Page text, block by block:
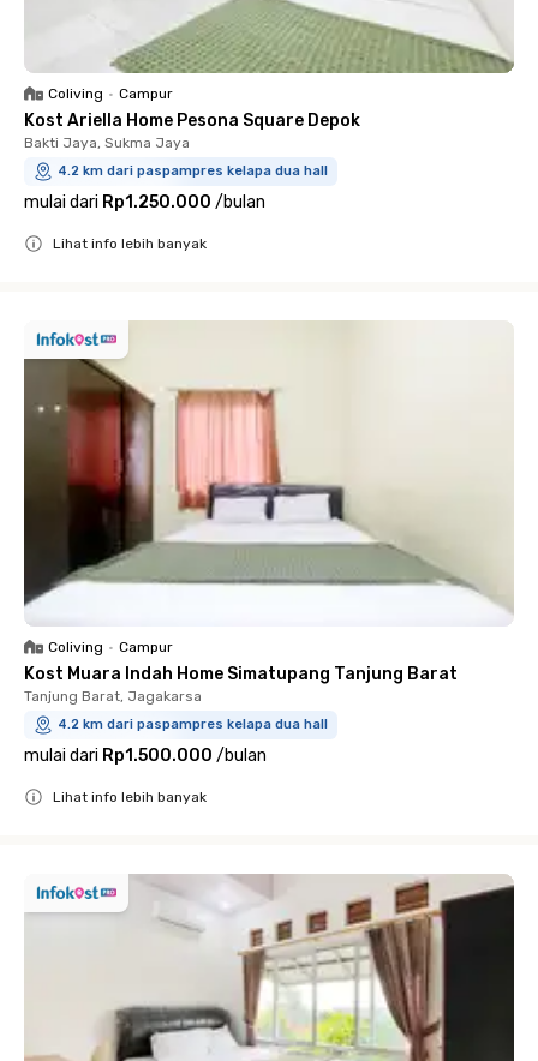
Coliving • Campur
Kost Ariella Home Pesona Square Depok
Bakti Jaya, Sukma Jaya
4.2 km dari paspampres kelapa dua hall
mulai dari Rp1.250.000 /bulan
Lihat info lebih banyak
Coliving • Campur
Kost Muara Indah Home Simatupang Tanjung Barat
Tanjung Barat, Jagakarsa
4.2 km dari paspampres kelapa dua hall
mulai dari Rp1.500.000 /bulan
Lihat info lebih banyak